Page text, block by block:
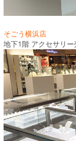
そごう横浜店
地下1階 アクセサリー